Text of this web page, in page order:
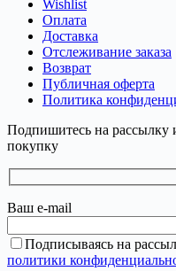
Wishlist
Оплата
Доставка
Отслеживание заказа
Возврат
Публичная оферта
Политика
Подпишитесь на рассылку
покупку
Ваш e-mail
Подписываясь на
политики